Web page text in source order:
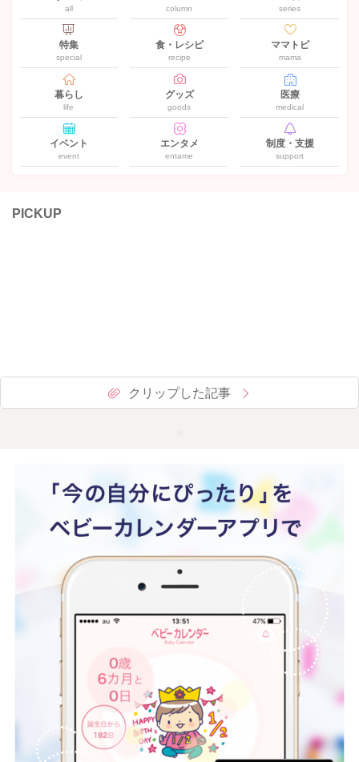
all column series
特集
special
食・レシピ
recipe
ママトピ
mama
暮らし
life
グッズ
goods
医療
medical
イベント
event
エンタメ
entame
制度・支援
support
PICKUP
クリップした記事